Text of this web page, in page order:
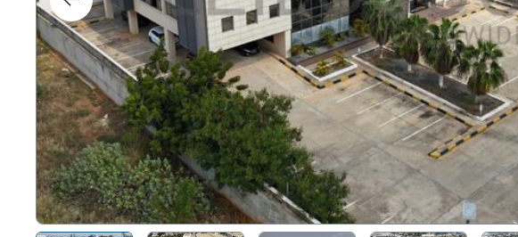
Technology
Furniture and Decoration
Nautical
Others